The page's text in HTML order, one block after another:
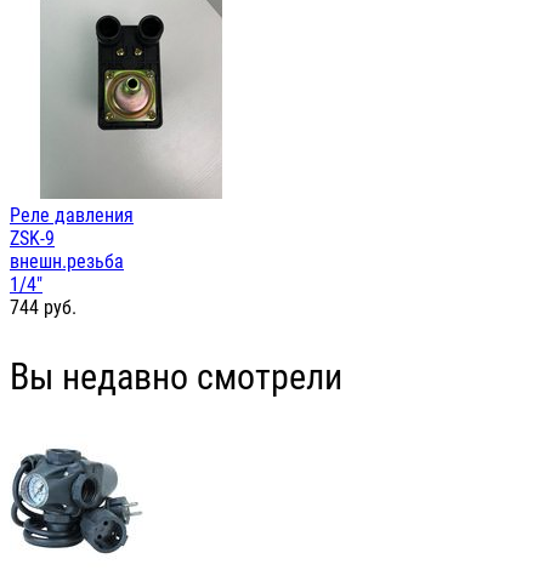
Реле давления
ZSK-9
внешн.резьба
1/4"
744 руб.
Вы недавно смотрели